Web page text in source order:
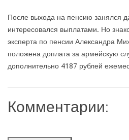
После выхода на пенсию занялся
интересовался выплатами. Но
эксперта по пенсии Александра
положена доплата за армейскую
дополнительно 4187 рублей
Комментарии: